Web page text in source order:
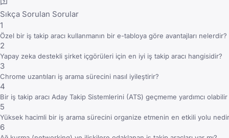
Sıkça Sorulan Sorular
1
Özel bir iş takip aracı kullanmanın bir e-tabloya göre avantajları nelerdir?
2
Yapay zeka destekli şirket içgörüleri için en iyi iş takip aracı hangisidir?
3
Chrome uzantıları iş arama sürecini nasıl iyileştirir?
4
Bir iş takip aracı Aday Takip Sistemlerini (ATS) geçmeme yardımcı olabilir
5
Yüksek hacimli bir iş arama sürecini organize etmenin en etkili yolu
6